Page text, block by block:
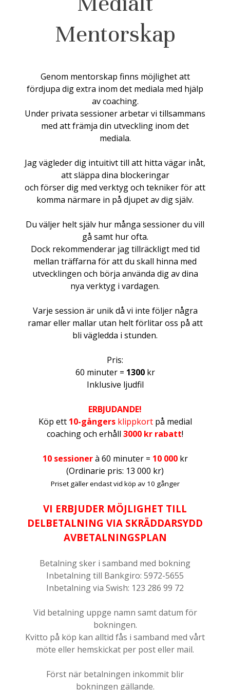
Mentorskap
Genom mentorskap finns möjlighet att
fördjupa dig extra inom det mediala med hjälp
av coaching.
Under privata sessioner arbetar vi tillsammans
med att främja din utveckling inom det
mediala.
Jag vägleder dig intuitivt till att hitta vägar inåt,
att släppa dina blockeringar
och förser dig med verktyg och tekniker för att
komma närmare in på djupet av dig själv.
Du väljer helt själv hur många sessioner du vill
gå samt hur ofta.
Dock rekommenderar jag tillräckligt med tid
mellan träffarna för att du skall hinna med
utvecklingen och börja använda dig av dina
nya verktyg i vardagen.
Varje session är unik då vi inte följer några
ramar eller mallar utan helt förlitar oss på att
bli vägledda i stunden.
Pris:
60 minuter = 1300kr
Inklusive ljudfil
ERBJUDANDE!
Köp ett 10-gångersklippkortpå medial
coaching och erhåll 3000 kr rabatt!
10 sessionerà 60 minuter = 10 000kr
(Ordinarie pris: 13 000 kr)
Priset gäller endast vid köp av 10 gånger
VI ERBJUDER MÖJLIGHET TILL
DELBETALNING VIA SKRÄDDARSYDD
AVBETALNINGSPLAN
Betalning sker i samband med bokning
Inbetalning till Bankgiro: 5972-5655
Inbetalning via Swish: 123 286 99 72
Vid betalning uppge namn samt datum för
bokningen.
Kvitto på köp kan alltid fås i samband med vårt
möte eller hemskickat per post eller mail.
Först när betalningen inkommit blir
bokningen gällande.